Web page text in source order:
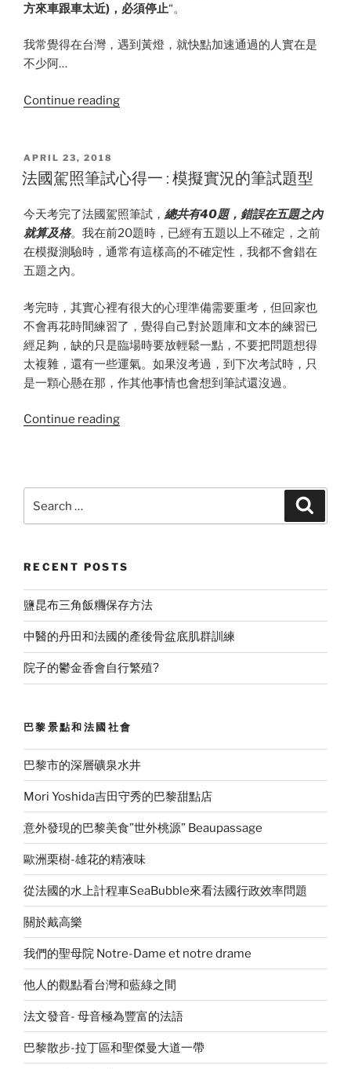
方來車跟車太近)，必須停止“。
我常覺得在台灣，遇到黃燈，就快點加速通過的人實在是
不少阿…
Continue reading“法
筆
心
得
二:
十
字
路
口，
謹
再
POSTED
ON
APRIL 23, 2018
法國駕照筆試心得一 : 模擬實況的筆試題型
今天考完了法國駕照筆試， 總共有40題，錯誤在五題之內
就算及格。我在前20題時，已經有五題以上不確定，之前
在模擬測驗時，通常有這樣高的不確定性，我都不會錯在
五題之內。
考完時，其實心裡有很大的心理準備需要重考，但回家也
不會再花時間練習了，覺得自己對於題庫和文本的練習已
經足夠，缺的只是臨場時要放輕鬆一點，不要把問題想得
太複雜，還有一些運氣。如果沒考過，到下次考試時，只
是一顆心懸在那，作其他事情也會想到筆試還沒過。
Continue reading“法
一
:
模
擬
實
況
的
試
型”
for:
RECENT POSTS
鹽昆布三角飯糰保存方法
中醫的丹田和法國的產後骨盆底肌群訓練
院子的鬱金香會自行繁殖?
巴黎景點和法國社會
巴黎市的深層礦泉水井
Mori Yoshida吉田守秀的巴黎甜點店
意外發現的巴黎美食”世外桃源” Beaupassage
歐洲栗樹-雄花的精液味
從法國的水上計程車SeaBubble來看法國行政效率問題
關於戴高樂
我們的聖母院 Notre-Dame et notre drame
他人的觀點看台灣和藍綠之間
法文發音- 母音極為豐富的法語
巴黎散步-拉丁區和聖傑曼大道一帶